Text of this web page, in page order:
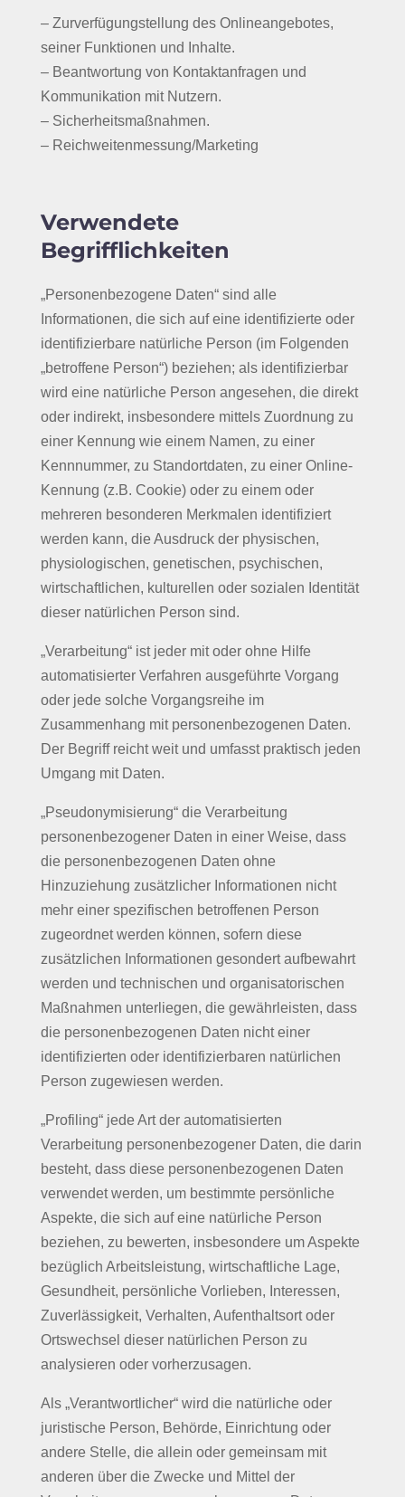
– Zurverfügungstellung des Onlineangebotes,
seiner Funktionen und Inhalte.
– Beantwortung von Kontaktanfragen und
Kommunikation mit Nutzern.
– Sicherheitsmaßnahmen.
– Reichweitenmessung/Marketing
Verwendete
Begrifflichkeiten
„Personenbezogene Daten“ sind alle
Informationen, die sich auf eine identifizierte oder
identifizierbare natürliche Person (im Folgenden
„betroffene Person“) beziehen; als identifizierbar
wird eine natürliche Person angesehen, die direkt
oder indirekt, insbesondere mittels Zuordnung zu
einer Kennung wie einem Namen, zu einer
Kennnummer, zu Standortdaten, zu einer Online-
Kennung (z.B. Cookie) oder zu einem oder
mehreren besonderen Merkmalen identifiziert
werden kann, die Ausdruck der physischen,
physiologischen, genetischen, psychischen,
wirtschaftlichen, kulturellen oder sozialen Identität
dieser natürlichen Person sind.
„Verarbeitung“ ist jeder mit oder ohne Hilfe
automatisierter Verfahren ausgeführte Vorgang
oder jede solche Vorgangsreihe im
Zusammenhang mit personenbezogenen Daten.
Der Begriff reicht weit und umfasst praktisch jeden
Umgang mit Daten.
„Pseudonymisierung“ die Verarbeitung
personenbezogener Daten in einer Weise, dass
die personenbezogenen Daten ohne
Hinzuziehung zusätzlicher Informationen nicht
mehr einer spezifischen betroffenen Person
zugeordnet werden können, sofern diese
zusätzlichen Informationen gesondert aufbewahrt
werden und technischen und organisatorischen
Maßnahmen unterliegen, die gewährleisten, dass
die personenbezogenen Daten nicht einer
identifizierten oder identifizierbaren natürlichen
Person zugewiesen werden.
„Profiling“ jede Art der automatisierten
Verarbeitung personenbezogener Daten, die darin
besteht, dass diese personenbezogenen Daten
verwendet werden, um bestimmte persönliche
Aspekte, die sich auf eine natürliche Person
beziehen, zu bewerten, insbesondere um Aspekte
bezüglich Arbeitsleistung, wirtschaftliche Lage,
Gesundheit, persönliche Vorlieben, Interessen,
Zuverlässigkeit, Verhalten, Aufenthaltsort oder
Ortswechsel dieser natürlichen Person zu
analysieren oder vorherzusagen.
Als „Verantwortlicher“ wird die natürliche oder
juristische Person, Behörde, Einrichtung oder
andere Stelle, die allein oder gemeinsam mit
anderen über die Zwecke und Mittel der